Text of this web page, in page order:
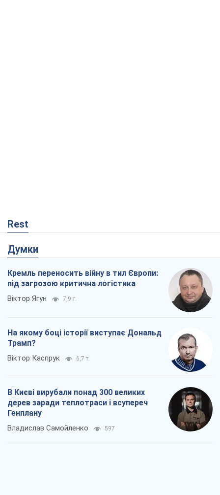
Rest
Думки
Кремль переносить війну в тил Європи:
під загрозою критична логістика
Віктор Ягун 7,9 т.
На якому боці історії виступає Дональд
Трамп?
Віктор Каспрук 6,7 т.
В Києві вирубали понад 300 великих
дерев заради теплотраси і всупереч
Генплану
Владислав Самойленко 597